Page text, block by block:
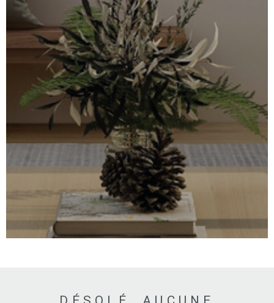
NOS
VENDUS
NOS
Pièces
PIÈCES
RÉFÉRENCE
PLUS DE CRITÈRES
RECHERCHER